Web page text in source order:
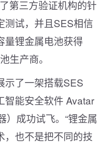
第三方验证机构的针
测试，并且SES相信
量锂金属电池获得
生产商。
示了一架搭载SES
智能安全软件 Avatar
）成功试飞。“锂金属
，也不是把不同的技